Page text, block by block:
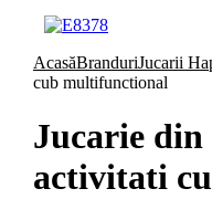
AcasăBranduriJucarii
cub multifunctional
Jucarie din
activitati